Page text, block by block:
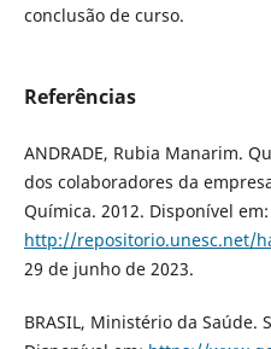
conclusão de curso.
Referências
ANDRADE, Rubia Manarim.
dos colaboradores da
Química. 2012. Disponível em:
http://repositorio.unesc.net/
29 de junho de 2023.
BRASIL, Ministério da Saúde.